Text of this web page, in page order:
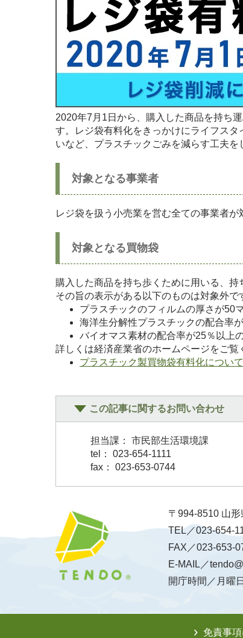
2020年7月1日から、購入した商品を持ち
す。レジ袋有料化をきっかけにライフス
いなど、プラスチックごみを減らす工夫を
対象となる事業者
レジ袋を扱う小売業を営む全ての事業者が
対象となる買物袋
購入した商品を持ち歩くために用いる、
その旨の表示がある以下のものは対象外で
プラスチックのフィルムの厚さが50
海洋生分解性プラスチックの配合率
バイオマス素材の配合率が25％以上
詳しくは経済産業省のホームページをご覧
プラスチック製買物袋有料化について
この記事に関するお問い合わせ
担当課： 市民部生活環境課
tel： 023-654-1111
fax： 023-653-0744
〒994-8510 山
TEL／023-654-
FAX／023-653-
E-MAIL／
開庁時間／月曜
免責事